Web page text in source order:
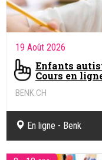
19 Août 2026
Enfants
Cours en
BENK.CH
En ligne - Benk